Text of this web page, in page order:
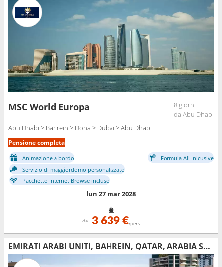
MSC World Europa
8 giorni
da Abu Dhabi
Abu Dhabi > Bahrein > Doha > Dubai > Abu Dhabi
Pensione completa
Animazione a bordo
Formula All Inlcusive
Servizio di maggiordomo personalizzato
Pacchetto Internet Browse incluso
lun 27 mar 2028
da 3 639 €/pers
EMIRATI ARABI UNITI, BAHREIN, QATAR, ARABIA SAUDITA